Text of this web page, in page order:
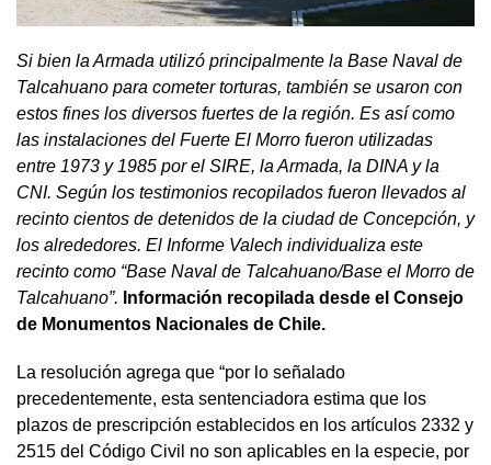
Si bien la Armada utilizó principalmente la Base Naval de
Talcahuano para cometer torturas, también se usaron con
estos fines los diversos fuertes de la región. Es así como
las instalaciones del Fuerte El Morro fueron utilizadas
entre 1973 y 1985 por el SIRE, la Armada, la DINA y la
CNI. Según los testimonios recopilados fueron llevados al
recinto cientos de detenidos de la ciudad de Concepción, y
los alrededores. El Informe Valech individualiza este
recinto como “Base Naval de Talcahuano/Base el Morro de
Talcahuano”. Información recopilada desde el Consejo
de Monumentos Nacionales de Chile.
La resolución agrega que “por lo señalado
precedentemente, esta sentenciadora estima que los
plazos de prescripción establecidos en los artículos 2332 y
2515 del Código Civil no son aplicables en la especie, por